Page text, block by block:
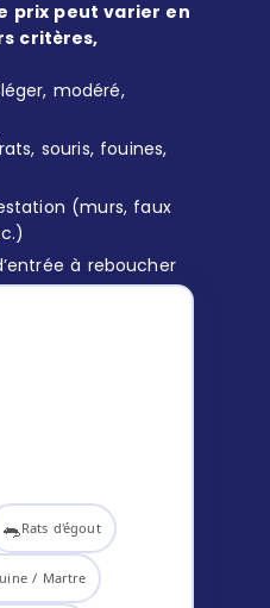
prix peut varier en
critères,
modéré,
souris, fouines,
(murs, faux
à reboucher
🐀Rats d'égout
/ Martre